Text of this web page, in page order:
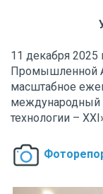
11 декабря
Промышленной
масштабное
международный
технологии –